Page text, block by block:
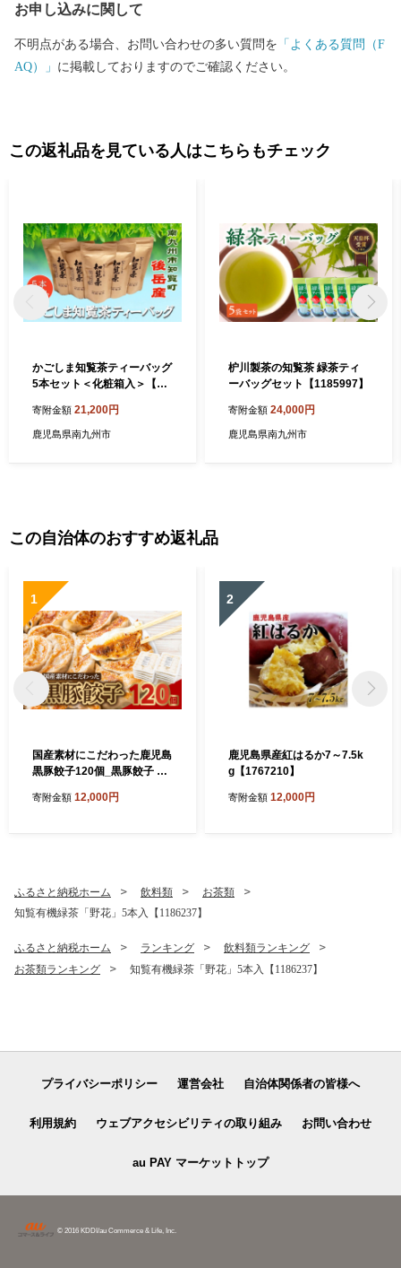
お申し込みに関して
不明点がある場合、お問い合わせの多い質問を 「よくある質問（F
AQ）」 に掲載しておりますのでご確認ください。
この返礼品を見ている人はこちらもチェック
かごしま知覧茶ティーバッグ
5本セット＜化粧箱入＞【11
寄附金額 21,200円
鹿児島県南九州市
枦川製茶の知覧茶 緑茶ティ
ーバッグセット【1185997】
寄附金額 24,000円
鹿児島県南九州市
この自治体のおすすめ返礼品
1
国産素材にこだわった鹿児島
黒豚餃子120個_黒豚餃子 鹿
惣菜 肉餃子 おかず 焼き餃子
寄附金額 12,000円
2
鹿児島県産紅はるか7～7.5k
g【1767210】
寄附金額 12,000円
ふるさと納税ホーム 飲料類
お茶類
知覧有機緑茶「野花」5本入【1186237】
ふるさと納税ホーム ランキング
飲料類ランキング
お茶類ランキング
知覧有機緑茶「野花」5本入【1186237】
プライバシーポリシー 運営会社 自治体関係者の皆様へ
利用規約 ウェブアクセシビリティの取り組み お問い合わせ
au PAY マーケットトップ
© 2016 KDDI/au Commerce & Life, Inc.